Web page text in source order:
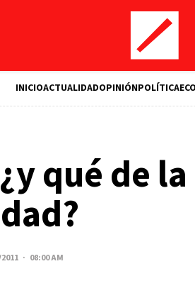
INICIOACTUALIDADOPINIÓNPOLÍTICA
qué de la
· 08:00 AM